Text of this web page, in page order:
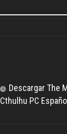
Descargar The
Cthulhu PC